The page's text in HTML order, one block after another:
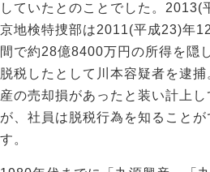
していたとのことでした。2013(
京地検特捜部は2011(平成23)年
間で約28億8400万円の所得を隠
脱税したとして川本容疑者を逮
産の売却損があったと装い計上
が、社員は脱税行為を知ること
す。